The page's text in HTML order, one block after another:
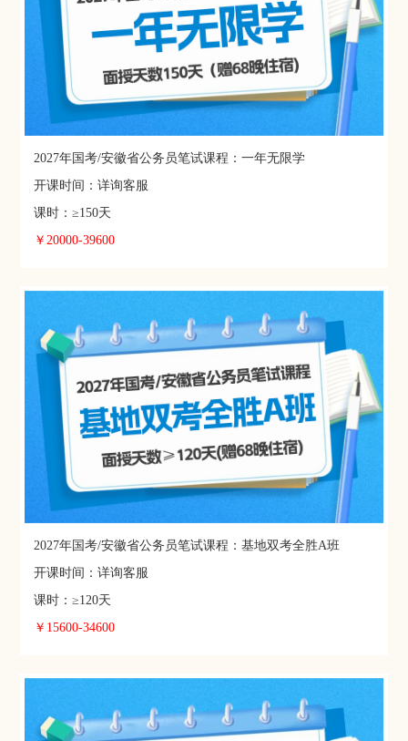
2027年国考/安徽省公务员笔试课程：一年无限学
开课时间：详询客服
课时：≥150天
￥20000-39600
2027年国考/安徽省公务员笔试课程：基地双考全胜A班
开课时间：详询客服
课时：≥120天
￥15600-34600